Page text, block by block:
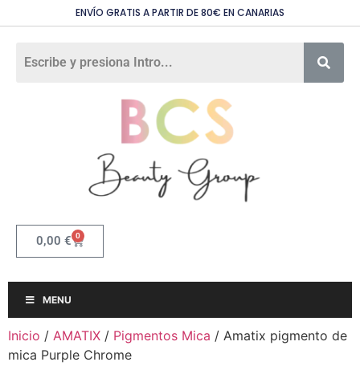
ENVÍO GRATIS A PARTIR DE 80€ EN CANARIAS
0,00 € 0
MENU
Inicio / AMATIX / Pigmentos Mica / Amatix pigmento de
mica Purple Chrome